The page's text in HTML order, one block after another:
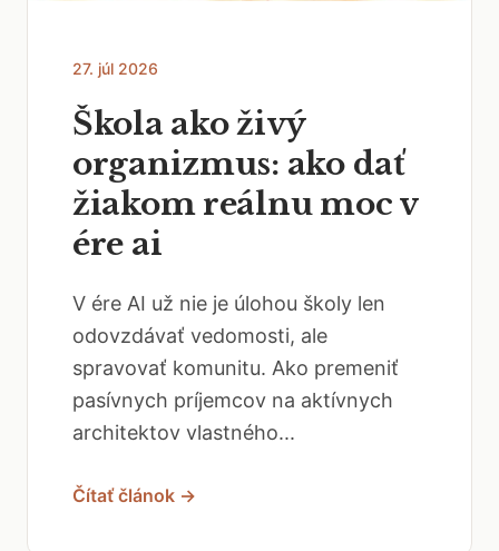
27. júl 2026
Škola ako živý
organizmus: ako dať
žiakom reálnu moc v
ére ai
V ére AI už nie je úlohou školy len
odovzdávať vedomosti, ale
spravovať komunitu. Ako premeniť
pasívnych príjemcov na aktívnych
architektov vlastného...
Čítať článok →